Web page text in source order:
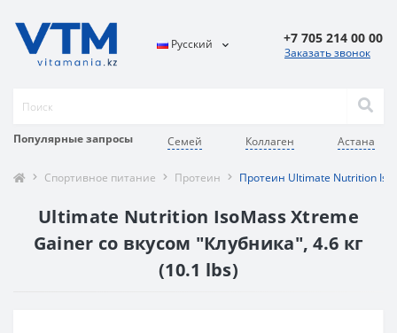
Популярные запросы Семей Коллаген Астана
Русский +7 705 214 00 00
Заказать звонок
Спортивное питание Протеин Протеин Ultimate Nutrition
Ultimate Nutrition IsoMass Xtreme
Gainer со вкусом "Клубника", 4.6 кг
(10.1 lbs)